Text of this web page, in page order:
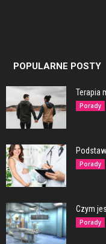
POPULARNE POSTY
Terapia
Porady
Porady
Czym
Porady